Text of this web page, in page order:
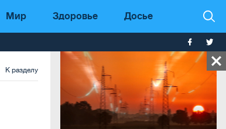
Мир Здоровье Досье
К разделу